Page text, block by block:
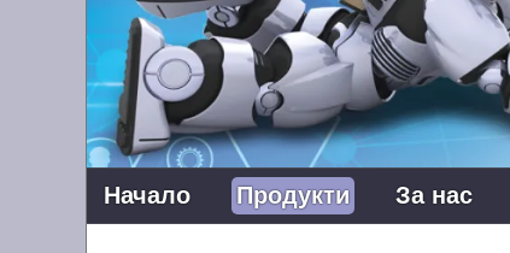
Начало Продукти За нас